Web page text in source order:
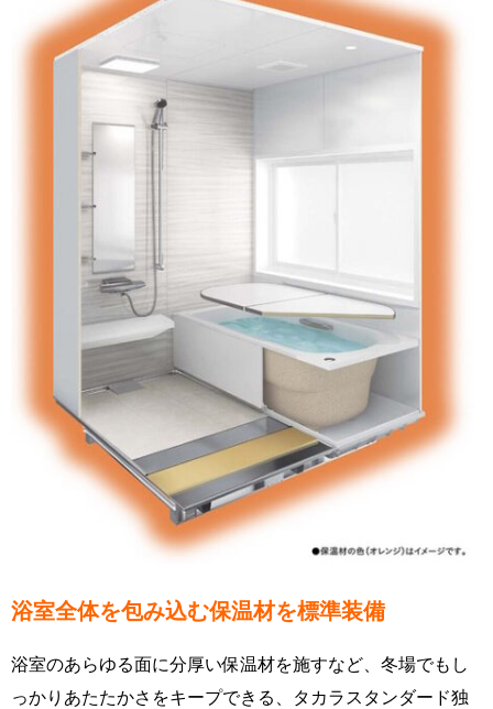
浴室全体を包み込む保温材を標準装備
浴室のあらゆる面に分厚い保温材を施すなど、冬場でもし
っかりあたたかさをキープできる、タカラスタンダード独